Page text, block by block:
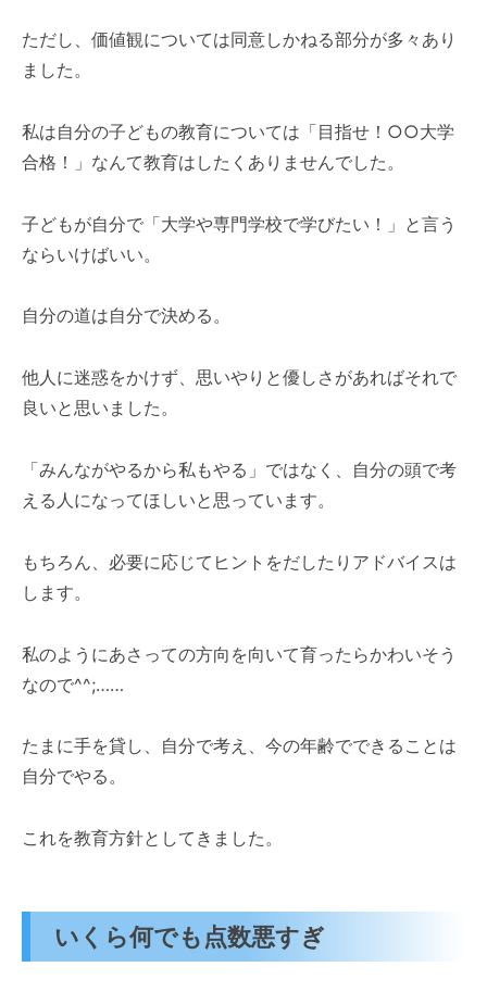
ただし、価値観については同意しかねる部分が多々あり
ました。
私は自分の子どもの教育については「目指せ！○○大学
合格！」なんて教育はしたくありませんでした。
子どもが自分で「大学や専門学校で学びたい！」と言う
ならいけばいい。
自分の道は自分で決める。
他人に迷惑をかけず、思いやりと優しさがあればそれで
良いと思いました。
「みんながやるから私もやる」ではなく、自分の頭で考
える人になってほしいと思っています。
もちろん、必要に応じてヒントをだしたりアドバイスは
します。
私のようにあさっての方向を向いて育ったらかわいそう
なので^^;……
たまに手を貸し、自分で考え、今の年齢でできることは
自分でやる。
これを教育方針としてきました。
いくら何でも点数悪すぎ